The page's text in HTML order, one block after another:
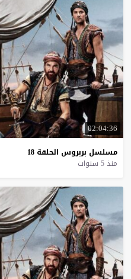
02:04:36
مسلسل بربروس الحلقة 18
منذ 5 سنوات